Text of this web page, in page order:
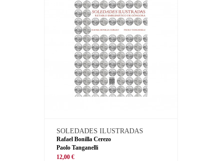
SOLEDADES ILUSTRADAS
Rafael Bonilla Cerezo
Paolo Tanganelli
12,00 €